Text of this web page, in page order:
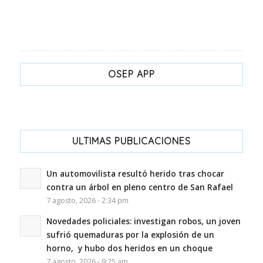
OSEP APP
ULTIMAS PUBLICACIONES
Un automovilista resultó herido tras chocar
contra un árbol en pleno centro de San Rafael
7 agosto, 2026 - 2:34 pm
Novedades policiales: investigan robos, un joven
sufrió quemaduras por la explosión de un
horno, y hubo dos heridos en un choque